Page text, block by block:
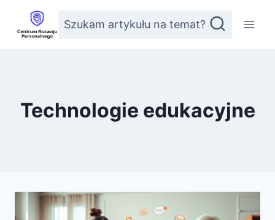
Przejdź
treści
Szukam artykułu na temat?
Technologie edukacyjne